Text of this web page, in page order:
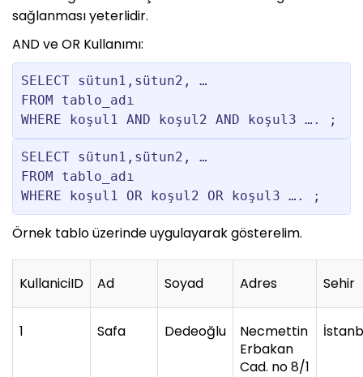
sağlanması yeterlidir.
AND ve OR Kullanımı:
SELECT sütun1,sütun2, …
FROM tablo_adı
WHERE koşul1 AND koşul2 AND koşul3 …. ;
SELECT sütun1,sütun2, …
FROM tablo_adı
WHERE koşul1 OR koşul2 OR koşul3 …. ;
Örnek tablo üzerinde uygulayarak gösterelim.
KullaniciID Ad Soyad Adres Sehir
1 Safa Dedeoğlu
Necmettin
Erbakan
Cad. no 8/1